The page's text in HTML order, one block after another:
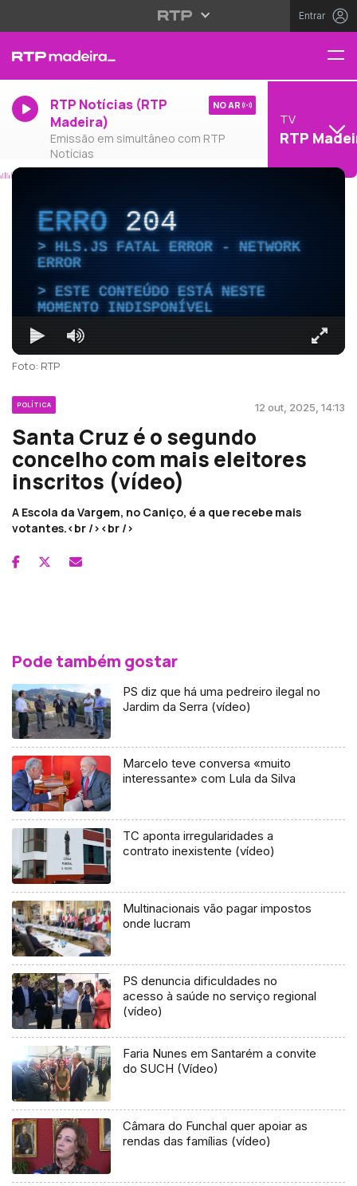
Entrar
RTP Notícias (RTP
Madeira)
Emissão em simultâneo com RTP
Notícias
NO AR
TV
RTP
ERRO204
HLS.JS FATAL ERROR - NETWORK
ERROR
ESTE CONTEÚDO ESTÁ NESTE
MOMENTO INDISPONÍVEL
Foto: RTP
POLÍTICA 12 out, 2025, 14:13
Santa Cruz é o segundo
concelho com mais eleitores
inscritos (vídeo)
A Escola da Vargem, no Caniço, é a que recebe mais
votantes.<br /><br />
Pode também gostar
PS diz que há uma pedreiro ilegal no
Jardim da Serra (vídeo)
Marcelo teve conversa «muito
interessante» com Lula da Silva
TC aponta irregularidades a
contrato inexistente (vídeo)
Multinacionais vão pagar impostos
onde lucram
PS denuncia dificuldades no
acesso à saúde no serviço regional
(vídeo)
Faria Nunes em Santarém a convite
do SUCH (Vídeo)
Câmara do Funchal quer apoiar as
rendas das famílias (vídeo)